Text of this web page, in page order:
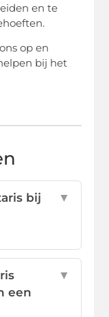
en te
op en
bij het
bij
▼
een
▼